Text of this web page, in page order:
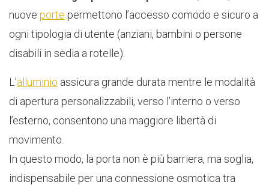
nuove porte permettono l’accesso comodo e sicuro a
ogni tipologia di utente (anziani, bambini o persone
disabili in sedia a rotelle).
L'alluminio assicura grande durata mentre le modalità
di apertura personalizzabili, verso l’interno o verso
l’esterno, consentono una maggiore libertà di
movimento.
In questo modo, la porta non è più barriera, ma soglia,
indispensabile per una connessione osmotica tra